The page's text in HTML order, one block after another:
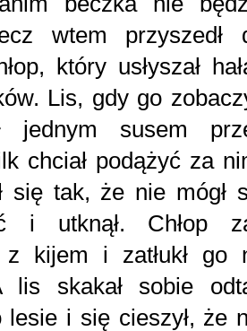
wtem przyszedł
który usłyszał
Lis, gdy go
jednym susem
chciał podążyć za
się tak, że nie mógł
i utknął. Chłop
z kijem i zatłukł go
lis skakał sobie
lesie i się cieszył, że